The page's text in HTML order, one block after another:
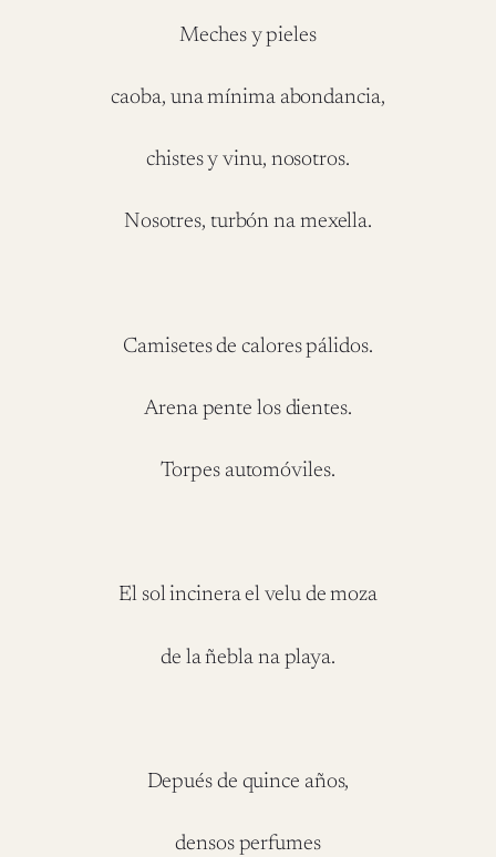
Meches y pieles
caoba, una mínima abondancia,
chistes y vinu, nosotros.
Nosotres, turbón na mexella.
Camisetes de calores pálidos.
Arena pente los dientes.
Torpes automóviles.
El sol incinera el velu de moza
de la ñebla na playa.
Depués de quince años,
densos perfumes